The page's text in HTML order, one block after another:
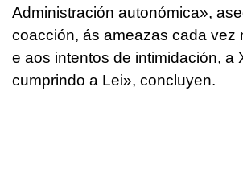
Administración autonómica»,
coacción, ás ameazas cada vez
e aos intentos de intimidación, a
cumprindo a Lei», concluyen.